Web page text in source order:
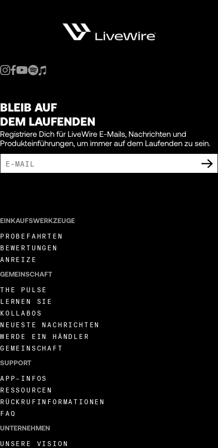
BLEIB AUF
DEM LAUFENDEN
Registriere Dich für LiveWire E-Mails, Nachrichten und
Produkteinführungen, um immer auf dem Laufenden zu sein.
EINKAUFSWERKZEUGE
PROBEFAHRTEN
BEWERTUNGEN
ANREIZE
GEMEINSCHAFT
THE PULSE
LERNEN SIE
KOLLABOS
NEUESTE NACHRICHTEN
WERDE EIN HÄNDLER
GEMEINSCHAFT
SUPPORT
APP-INFOS
RESSOURCEN
RÜCKRUFINFORMATIONEN
FAQ
UNTERNEHMEN
UNSERE VISION